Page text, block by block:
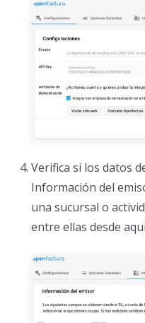
Verifica si los datos
Información del
una sucursal o
entre ellas desde